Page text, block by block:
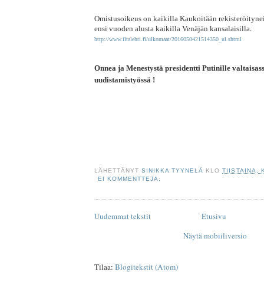
Omistusoikeus on kaikilla Kaukoitään
ensi vuoden alusta kaikilla Venäjän kansalaisilla.
http://www.iltalehti.fi/ulkomaat/2016050421514350_ul.shtml
Onnea ja Menestystä presidentti Putinille
uudistamistyössä !
LÄHETTÄNYTSINIKKA TYYNELÄ KLOTIISTAINA,
EI KOMMENTTEJA:
Uudemmat tekstit
Etusivu
Näytä mobiiliversio
Tilaa: Blogitekstit (Atom)